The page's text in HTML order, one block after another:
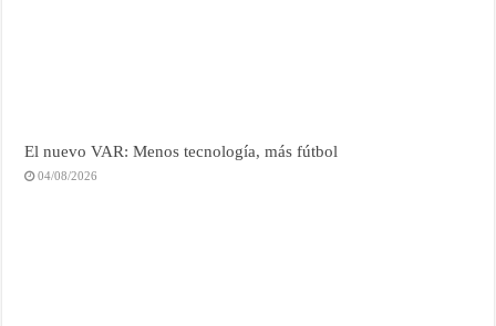
El nuevo VAR: Menos tecnología, más fútbol
04/08/2026